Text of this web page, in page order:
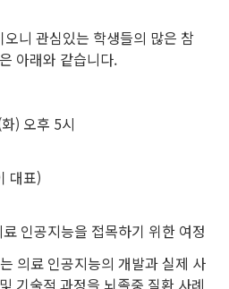
니 관심있는 학생들의 많은 참
아래와 같습니다.
) 오후 5시
대표)
인공지능을 접목하기 위한 여정
의료 인공지능의 개발과 실제 사
기술적 과정을 뇌졸중 질환 사례